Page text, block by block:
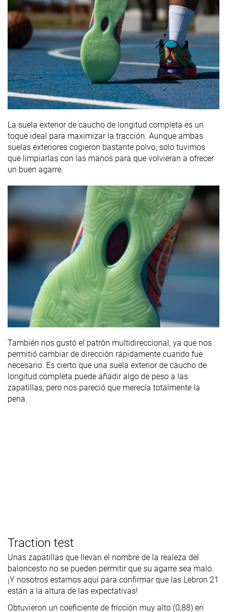
La suela exterior de caucho de longitud completa es un
toque ideal para maximizar la tracción. Aunque ambas
suelas exteriores cogieron bastante polvo, solo tuvimos
que limpiarlas con las manos para que volvieran a ofrecer
un buen agarre.
También nos gustó el patrón multidireccional, ya que nos
permitió cambiar de dirección rápidamente cuando fue
necesario. Es cierto que una suela exterior de caucho de
longitud completa puede añadir algo de peso a las
zapatillas, pero nos pareció que merecía totalmente la
pena.
Traction test
Unas zapatillas que llevan el nombre de la realeza del
baloncesto no se pueden permitir que su agarre sea malo.
¡Y nosotros estamos aquí para confirmar que las Lebron 21
están a la altura de las expectativas!
Obtuvieron un coeficiente de fricción muy alto (0,88) en